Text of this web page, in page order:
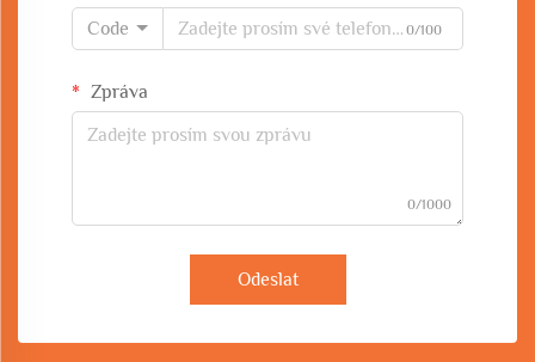
Code
0/100
Zpráva
0/1000
Odeslat